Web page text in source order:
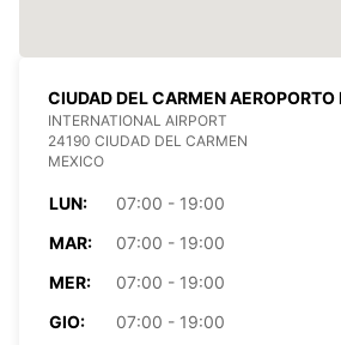
CIUDAD DEL CARMEN
INTERNATIONAL AIRPORT
24190 CIUDAD DEL CARMEN
MEXICO
LUN:
07:00 - 19:00
MAR:
07:00 - 19:00
MER:
07:00 - 19:00
GIO:
07:00 - 19:00